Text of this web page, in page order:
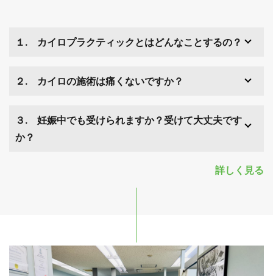
１. カイロプラクティックとはどんなことするの？
２. カイロの施術は痛くないですか？
３. 妊娠中でも受けられますか？受けて大丈夫です
か？
詳しく見る